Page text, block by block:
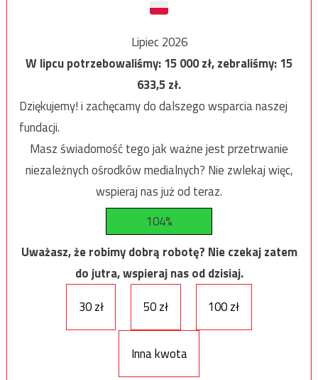
Lipiec 2026
W lipcu potrzebowaliśmy:15 000zł, zebraliśmy:15
633,5zł.
Dziękujemy! i zachęcamy do dalszego wsparcia naszej
fundacji.
Masz świadomość tego jak ważne jest przetrwanie
niezależnych ośrodków medialnych? Nie zwlekaj więc,
wspieraj nas już od teraz.
104%
Uważasz, że robimy dobrą robotę? Nie czekaj zatem
do jutra, wspieraj nas od dzisiaj.
30 zł
50 zł 100 zł
Inna kwota